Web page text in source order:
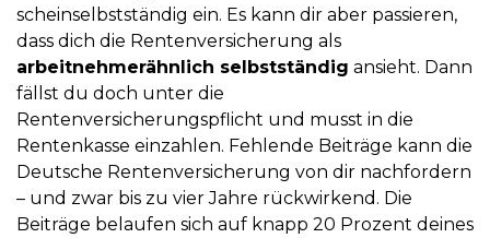
scheinselbstständig ein. Es kann dir aber passieren,
dass dich die Rentenversicherung als
arbeitnehmerähnlich selbstständig ansieht. Dann
fällst du doch unter die
Rentenversicherungspflicht und musst in die
Rentenkasse einzahlen. Fehlende Beiträge kann die
Deutsche Rentenversicherung von dir nachfordern
– und zwar bis zu vier Jahre rückwirkend. Die
Beiträge belaufen sich auf knapp 20 Prozent deines